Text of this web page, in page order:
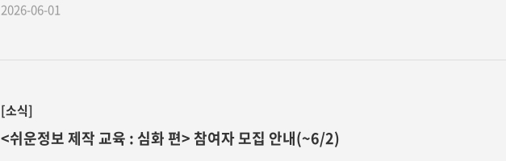
2026-06-01
[소식]
<쉬운정보 제작 교육 : 심화 편> 참여자 모집 안내(~6/2)